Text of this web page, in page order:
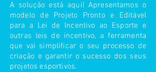
A solução está aqui! Apresentamos o
modelo de Projeto Pronto e Editável
para a Lei de Incentivo ao Esporte e
outras leis de incentivo, a ferramenta
que vai simplificar o seu processo de
criação e garantir o sucesso dos seus
projetos esportivos.